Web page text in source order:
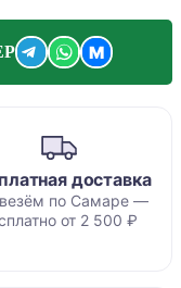
M
доставка
по Самаре —
от 2 500 ₽